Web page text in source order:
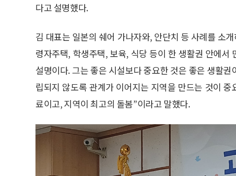
다고 설명했다.
김 대표는 일본의 쉐어 가나자와, 안단치 등 사례를 소
령자주택, 학생주택, 보육, 식당 등이 한 생활권 안에
설명이다. 그는 좋은 시설보다 중요한 것은 좋은 생활
립되지 않도록 관계가 이어지는 지역을 만드는 것이
료이고, 지역이 최고의 돌봄”이라고 말했다.